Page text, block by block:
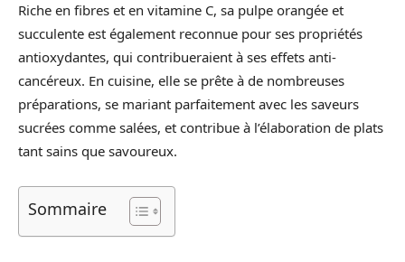
Riche en fibres et en vitamine C, sa pulpe orangée et
succulente est également reconnue pour ses propriétés
antioxydantes, qui contribueraient à ses effets anti-
cancéreux. En cuisine, elle se prête à de nombreuses
préparations, se mariant parfaitement avec les saveurs
sucrées comme salées, et contribue à l’élaboration de plats
tant sains que savoureux.
Sommaire